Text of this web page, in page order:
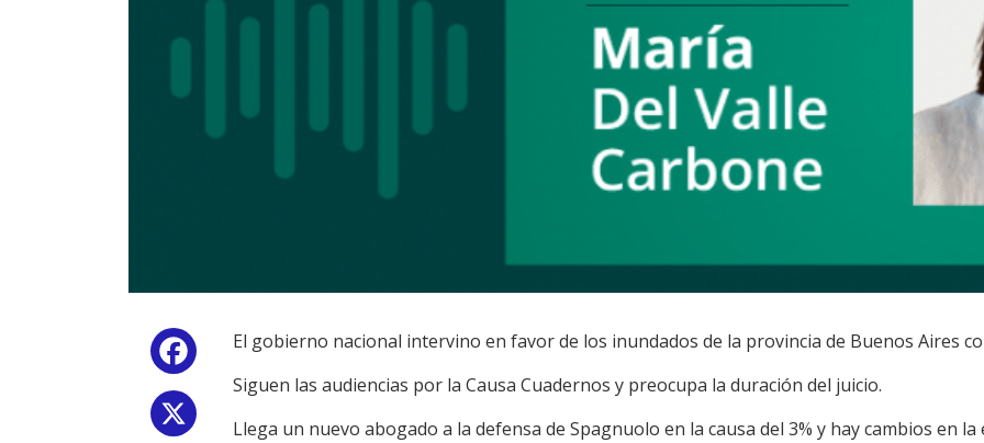
Facebook
El gobierno nacional intervino en favor de los inundados de la provincia de Buenos Aires
Siguen las audiencias por la Causa Cuadernos y preocupa la duración del juicio.
Llega un nuevo abogado a la defensa de Spagnuolo en la causa del 3% y hay cambios en la